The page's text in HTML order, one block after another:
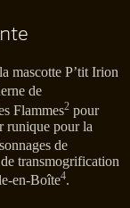
mascotte P’tit Irion
de
Flammes2 pour
runique pour la
de
transmogrification
en-Boîte4.